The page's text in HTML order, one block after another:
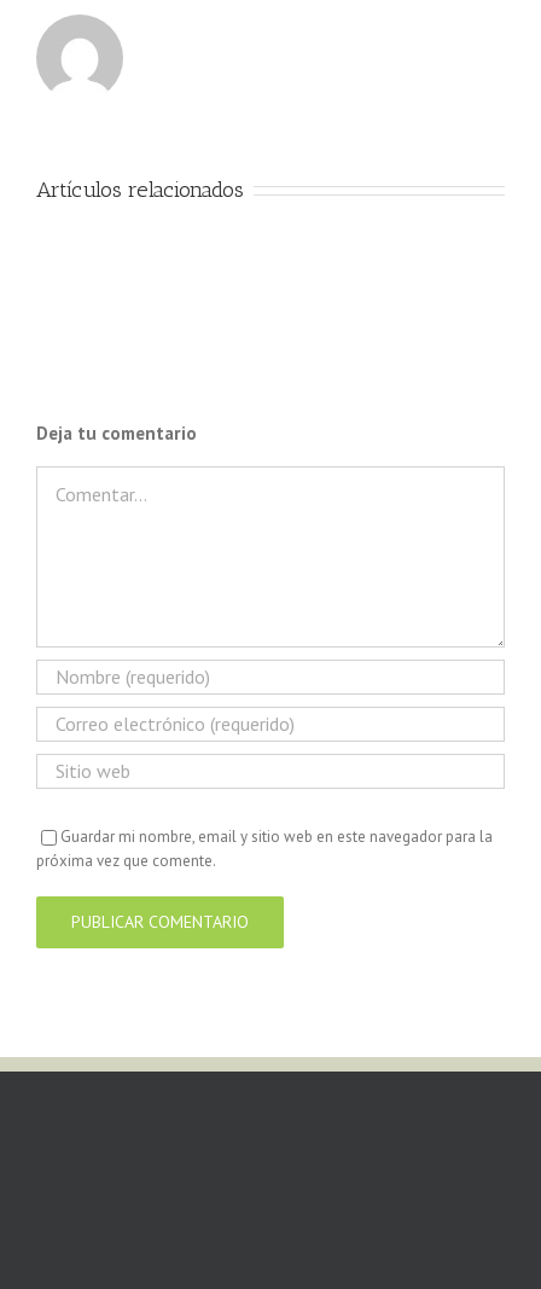
Artículos relacionados
Deja tu comentario
Guardar mi nombre, email y sitio web en este navegador para la
próxima vez que comente.